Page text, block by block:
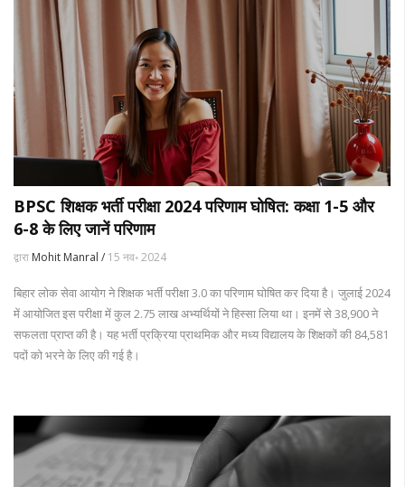
BPSC शिक्षक भर्ती परीक्षा 2024 परिणाम घोषित: कक्षा 1-5 और
6-8 के लिए जानें परिणाम
द्वारा Mohit Manral / 15 नव॰ 2024
बिहार लोक सेवा आयोग ने शिक्षक भर्ती परीक्षा 3.0 का परिणाम घोषित कर दिया है। जुलाई 2024
में आयोजित इस परीक्षा में कुल 2.75 लाख अभ्यर्थियों ने हिस्सा लिया था। इनमें से 38,900 ने
सफलता प्राप्त की है। यह भर्ती प्रक्रिया प्राथमिक और मध्य विद्यालय के शिक्षकों की 84,581
पदों को भरने के लिए की गई है।